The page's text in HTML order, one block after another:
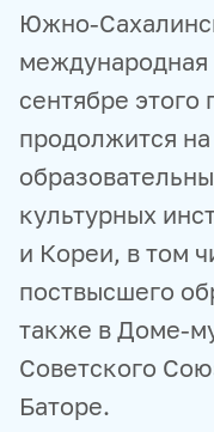
Южно-
международная
сентябре этого
продолжится
культурных
и Кореи, в том
поствысшего
также в Доме-
Советского
Баторе.